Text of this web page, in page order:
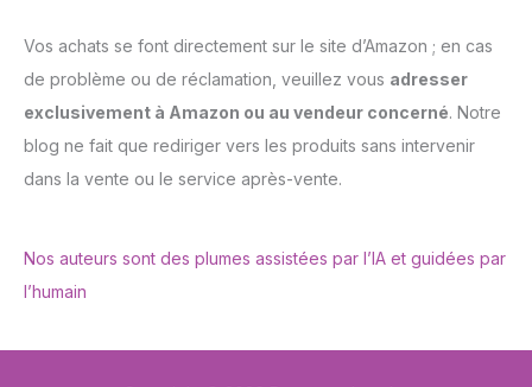
Vos achats se font directement sur le site d’Amazon ; en cas
de problème ou de réclamation, veuillez vous adresser
exclusivement à Amazon ou au vendeur concerné. Notre
blog ne fait que rediriger vers les produits sans intervenir
dans la vente ou le service après-vente.
Nos auteurs sont des plumes assistées par l’IA et guidées par
l’humain